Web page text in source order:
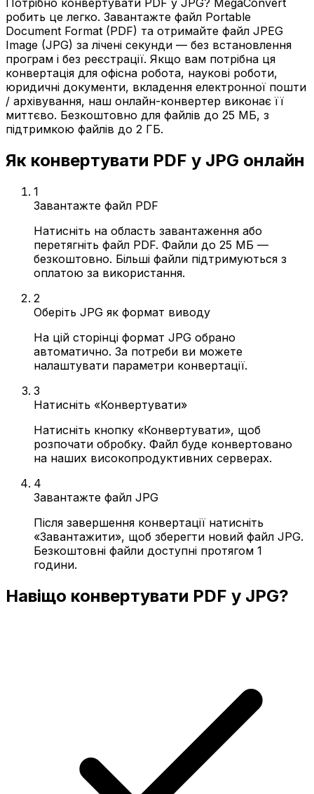
Потрібно конвертувати PDF у JPG? MegaConvert
робить це легко. Завантажте файл Portable
Document Format (PDF) та отримайте файл JPEG
Image (JPG) за лічені секунди — без встановлення
програм і без реєстрації. Якщо вам потрібна ця
конвертація для офісна робота, наукові роботи,
юридичні документи, вкладення електронної пошти
/ архівування, наш онлайн-конвертер виконає її
миттєво. Безкоштовно для файлів до 25 МБ, з
підтримкою файлів до 2 ГБ.
Як конвертувати PDF у JPG онлайн
1
Завантажте файл PDF
Натисніть на область завантаження або
перетягніть файл PDF. Файли до 25 МБ —
безкоштовно. Більші файли підтримуються з
оплатою за використання.
2
Оберіть JPG як формат виводу
На цій сторінці формат JPG обрано
автоматично. За потреби ви можете
налаштувати параметри конвертації.
3
Натисніть «Конвертувати»
Натисніть кнопку «Конвертувати», щоб
розпочати обробку. Файл буде конвертовано
на наших високопродуктивних серверах.
4
Завантажте файл JPG
Після завершення конвертації натисніть
«Завантажити», щоб зберегти новий файл JPG.
Безкоштовні файли доступні протягом 1
години.
Навіщо конвертувати PDF у JPG?